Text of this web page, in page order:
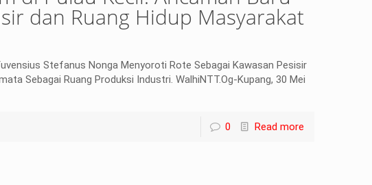
dan Ruang Hidup Masyarakat
Stefanus Nonga Menyoroti Rote Sebagai Kawasan Pesisir
Sebagai Ruang Produksi Industri. WalhiNTT.Og-Kupang, 30 Mei
0 Read more